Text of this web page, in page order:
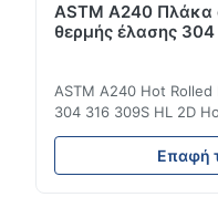
ASTM A240 Πλάκα
θερμής έλασης
ASTM A240 Hot
304 316 309S HL 2D
Stainless Steel Coil
310S 316L 321 ASTM
προϊόντος Όνομα
Επαφή